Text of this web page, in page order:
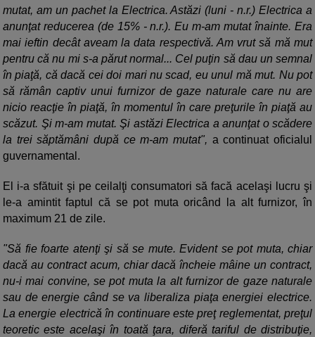
mutat, am un pachet la Electrica. Astăzi (luni - n.r.) Electrica a
anunţat reducerea (de 15% - n.r.). Eu m-am mutat înainte. Era
mai ieftin decât aveam la data respectivă. Am vrut să mă mut
pentru că nu mi s-a părut normal... Cel puţin să dau un semnal
în piaţă, că dacă cei doi mari nu scad, eu unul mă mut. Nu pot
să rămân captiv unui furnizor de gaze naturale care nu are
nicio reacţie în piaţă, în momentul în care preţurile în piaţă au
scăzut. Şi m-am mutat. Şi astăzi Electrica a anunţat o scădere
la trei săptămâni după ce m-am mutat", a continuat oficialul
guvernamental.
El i-a sfătuit şi pe ceilalţi consumatori să facă acelaşi lucru şi
le-a amintit faptul că se pot muta oricând la alt furnizor, în
maximum 21 de zile.
"Să fie foarte atenţi şi să se mute. Evident se pot muta, chiar
dacă au contract acum, chiar dacă încheie mâine un contract,
nu-i mai convine, se pot muta la alt furnizor de gaze naturale
sau de energie când se va liberaliza piaţa energiei electrice.
La energie electrică în continuare este preţ reglementat, preţul
teoretic este acelaşi în toată ţara, diferă tariful de distribuţie,